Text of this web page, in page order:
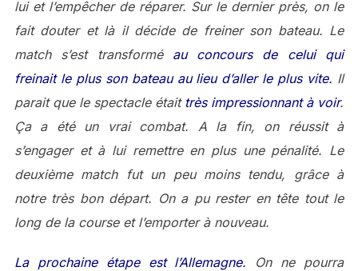
lui et l’empêcher de réparer. Sur le dernier près, on le
fait douter et là il décide de freiner son bateau. Le
match s’est transformé au concours de celui qui
freinait le plus son bateau au lieu d’aller le plus vite. Il
parait que le spectacle était très impressionnant à voir.
Ça a été un vrai combat. A la fin, on réussit à
s’engager et à lui remettre en plus une pénalité. Le
deuxième match fut un peu moins tendu, grâce à
notre très bon départ. On a pu rester en tête tout le
long de la course et l’emporter à nouveau.
La prochaine étape est l’Allemagne. On ne pourra